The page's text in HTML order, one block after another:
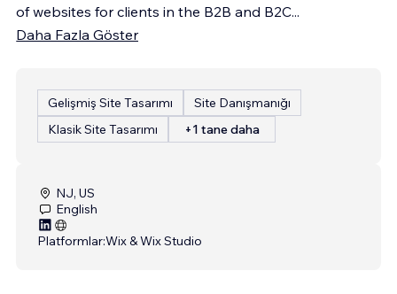
of websites for clients in the B2B and B2C...
Daha Fazla Göster
Gelişmiş Site Tasarımı
Site Danışmanığı
Klasik Site Tasarımı
+1 tane daha
NJ, US
English
Platformlar:Wix & Wix Studio